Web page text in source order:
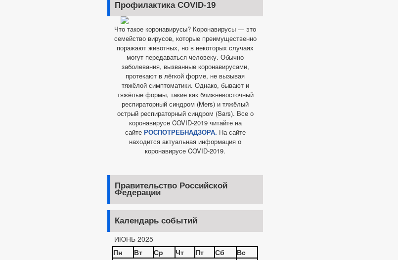
Профилактика COVID-19
Что такое коронавирусы? Коронавирусы — это
семейство вирусов, которые преимущественно
поражают животных, но в некоторых случаях
могут передаваться человеку. Обычно
заболевания, вызванные коронавирусами,
протекают в лёгкой форме, не вызывая
тяжёлой симптоматики. Однако, бывают и
тяжёлые формы, такие как ближневосточный
респираторный синдром (Mers) и тяжёлый
острый респираторный синдром (Sars). Все о
коронавирусе COVID-2019 читайте на
сайте РОСПОТРЕБНАДЗОРА. На сайте
находится актуальная информация о
коронавирусе COVID-2019.
Правительство Российской
Федерации
Календарь событий
ИЮНЬ 2025
Пн
Вт Ср Чт Пт Сб Вс